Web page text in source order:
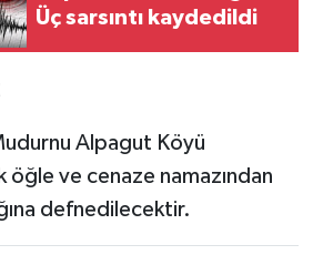
Üç sarsıntı kaydedildi
Alpagut Köyü
öğle ve cenaze namazından
defnedilecektir.